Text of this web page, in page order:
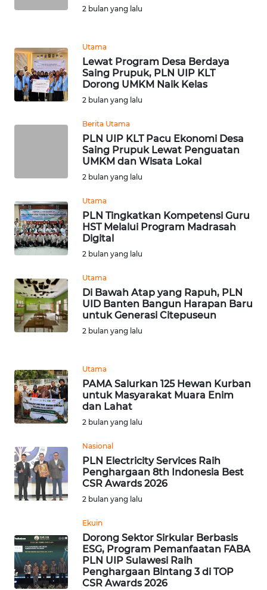
2 bulan yang lalu
Utama
Lewat Program Desa Berdaya
Saing Prupuk, PLN UIP KLT
Dorong UMKM Naik Kelas
2 bulan yang lalu
Berita Utama
PLN UIP KLT Pacu Ekonomi Desa
Saing Prupuk Lewat Penguatan
UMKM dan Wisata Lokal
2 bulan yang lalu
Utama
PLN Tingkatkan Kompetensi Guru
HST Melalui Program Madrasah
Digital
2 bulan yang lalu
Utama
Di Bawah Atap yang Rapuh, PLN
UID Banten Bangun Harapan Baru
untuk Generasi Citepuseun
2 bulan yang lalu
Utama
PAMA Salurkan 125 Hewan Kurban
untuk Masyarakat Muara Enim
dan Lahat
2 bulan yang lalu
Nasional
PLN Electricity Services Raih
Penghargaan 8th Indonesia Best
CSR Awards 2026
2 bulan yang lalu
Ekuin
Dorong Sektor Sirkular Berbasis
ESG, Program Pemanfaatan FABA
PLN UIP Sulawesi Raih
Penghargaan Bintang 3 di TOP
CSR Awards 2026
WN
PAPUA
PAPUA
RIAU
WN
SERAMBI
WN
WN
SULTRA
WN
SULTENG
SULBAR
WN
BABEL
SUMBAR
WN
SUMSEL